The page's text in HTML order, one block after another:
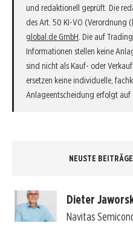
und redaktionell geprüft. Die
des Art. 50 KI-VO
global.de GmbH. Die auf
Informationen stellen keine
sind nicht als Kauf- oder
ersetzen keine individuelle,
Anlageentscheidung erfolgt auf
NEUSTE
Dieter
Navitas